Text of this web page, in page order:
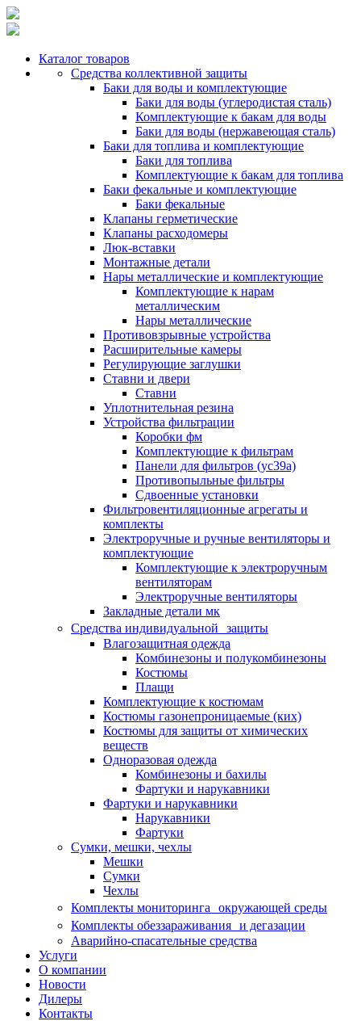
Каталог товаров
Средства коллективной защиты
Баки для воды и комплектующие
Баки для воды (углеродистая сталь)
Комплектующие к бакам для воды
Баки для воды (нержавеющая сталь)
Баки для топлива и комплектующие
Баки для топлива
Комплектующие к бакам для топлива
Баки фекальные и комплектующие
Баки фекальные
Клапаны герметические
Клапаны расходомеры
Люк-вставки
Монтажные детали
Нары металлические и комплектующие
Комплектующие к нарам
металлическим
Нары металлические
Противовзрывные устройства
Расширительные камеры
Регулирующие заглушки
Ставни и двери
Ставни
Уплотнительная резина
Устройства фильтрации
Коробки фм
Комплектующие к фильтрам
Панели для фильтров (ус39а)
Противопыльные фильтры
Сдвоенные установки
Фильтровентиляционные агрегаты и
комплекты
Электроручные и ручные вентиляторы и
комплектующие
Комплектующие к электроручным
вентиляторам
Электроручные вентиляторы
Закладные детали мк
Средства индивидуальной защиты
Влагозащитная одежда
Комбинезоны и полукомбинезоны
Костюмы
Плащи
Комплектующие к костюмам
Костюмы газонепроницаемые (ких)
Костюмы для защиты от химических
веществ
Одноразовая одежда
Комбинезоны и бахилы
Фартуки и нарукавники
Фартуки и нарукавники
Нарукавники
Фартуки
Сумки, мешки, чехлы
Мешки
Сумки
Чехлы
Комплекты мониторинга окружающей среды
Комплекты обеззараживания и дегазации
Аварийно-спасательные средства
Услуги
О компании
Новости
Дилеры
Контакты